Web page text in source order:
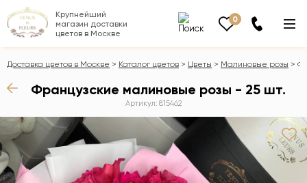
Крупнейший
магазин доставки
цветов в Москве
0
Доставка цветов в Москве Каталог цветов Цветы Малиновые розы
Французские малиновые розы - 25 шт.
Артикул: 815462